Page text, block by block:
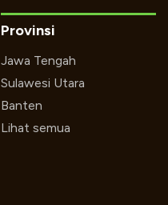
Provinsi
Jawa Tengah
Sulawesi Utara
Banten
Lihat semua